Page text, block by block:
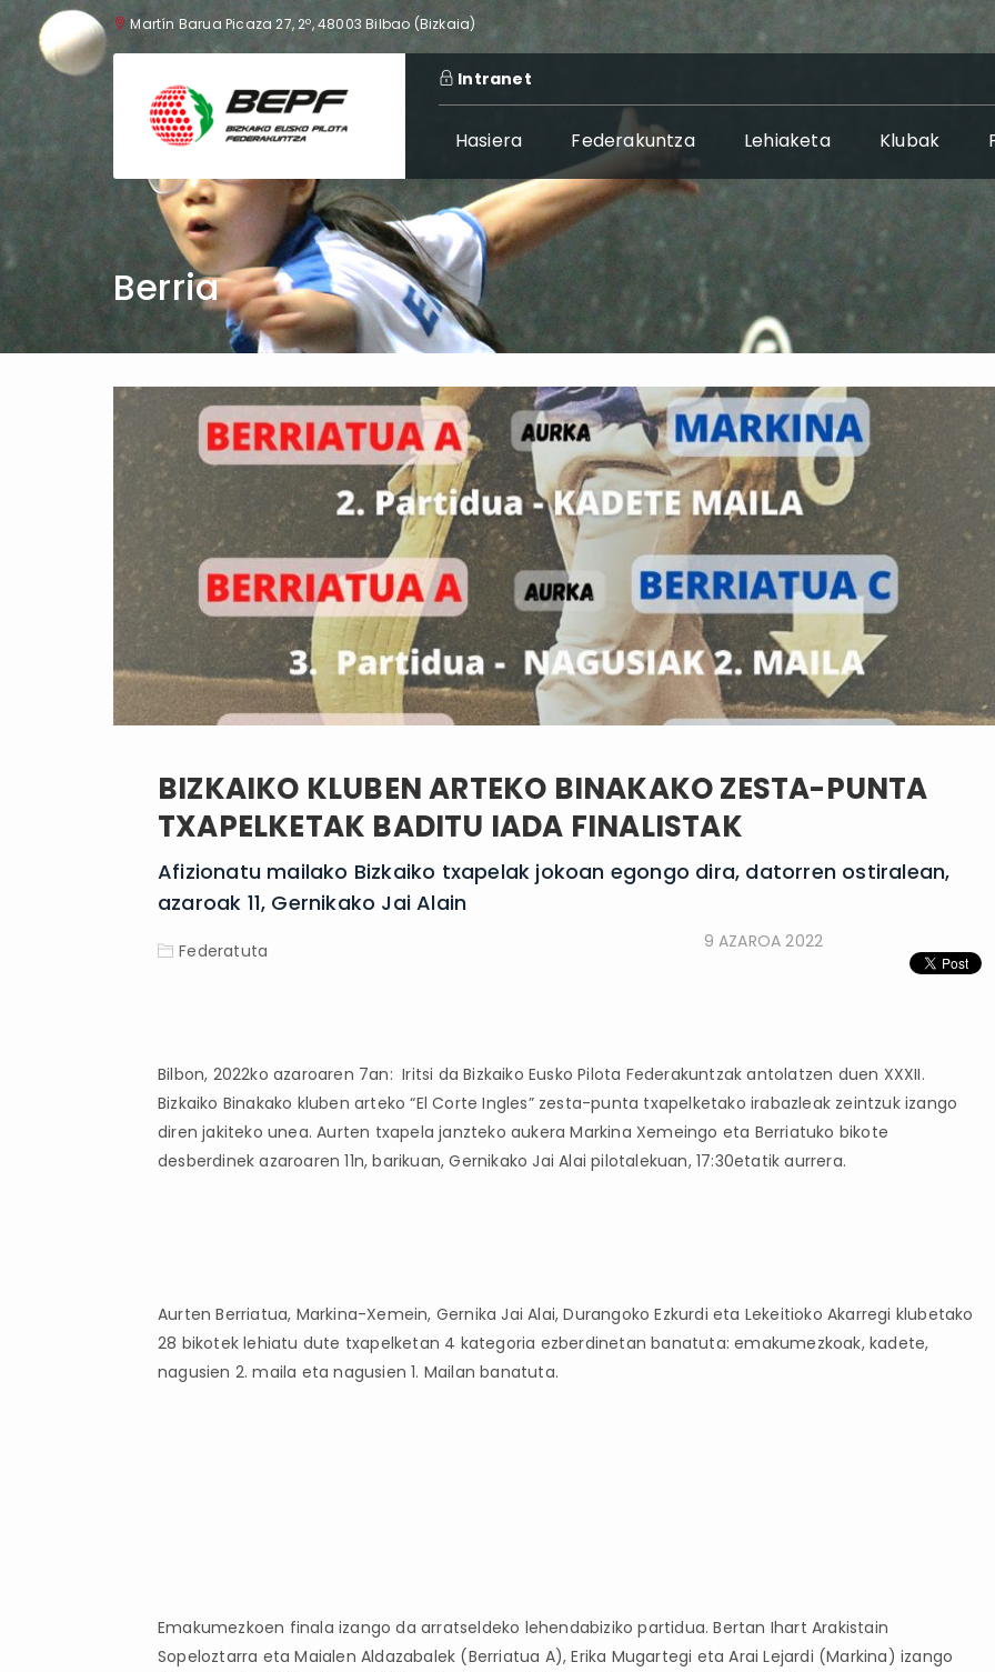
Martín Barua Picaza 27, 2º, 48003 Bilbao (Bizkaia)
Intranet
Hasiera Federakuntza Lehiaketa Klubak
Berria
BIZKAIKO KLUBEN ARTEKO BINAKAKO ZESTA-PUNTA
TXAPELKETAK BADITU IADA FINALISTAK
Afizionatu mailako Bizkaiko txapelak jokoan egongo dira, datorren ostiralean,
azaroak 11, Gernikako Jai Alain
Federatuta 9 AZAROA 2022
Bilbon, 2022ko azaroaren 7an: Iritsi da Bizkaiko Eusko Pilota Federakuntzak antolatzen duen XXXII.
Bizkaiko Binakako kluben arteko “El Corte Ingles” zesta-punta txapelketako irabazleak zeintzuk izango
diren jakiteko unea. Aurten txapela janzteko aukera Markina Xemeingo eta Berriatuko bikote
desberdinek azaroaren 11n, barikuan, Gernikako Jai Alai pilotalekuan, 17:30etatik aurrera.
Aurten Berriatua, Markina-Xemein, Gernika Jai Alai, Durangoko Ezkurdi eta Lekeitioko Akarregi klubetako
28 bikotek lehiatu dute txapelketan 4 kategoria ezberdinetan banatuta: emakumezkoak, kadete,
nagusien 2. maila eta nagusien 1. Mailan banatuta.
Emakumezkoen finala izango da arratseldeko lehendabiziko partidua. Bertan Ihart Arakistain
Sopeloztarra eta Maialen Aldazabalek (Berriatua A), Erika Mugartegi eta Arai Lejardi (Markina) izango